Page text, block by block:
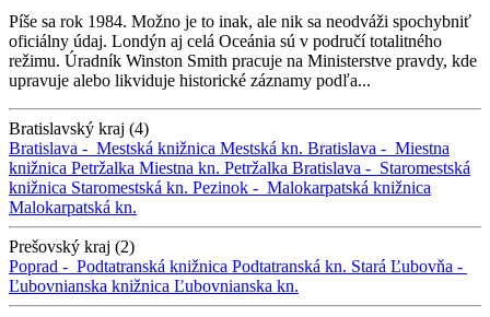
Píše sa rok 1984. Možno je to inak, ale nik sa neodváži spochybniť
oficiálny údaj. Londýn aj celá Oceánia sú v područí totalitného
režimu. Úradník Winston Smith pracuje na Ministerstve pravdy, kde
upravuje alebo likviduje historické záznamy podľa...
Bratislavský kraj (4)
Bratislava - Mestská knižnica Mestská kn. Bratislava - Miestna
knižnica Petržalka Miestna kn. Petržalka Bratislava - Staromestská
knižnica Staromestská kn. Pezinok - Malokarpatská knižnica
Malokarpatská kn.
Prešovský kraj (2)
Poprad - Podtatranská knižnica Podtatranská kn. Stará Ľubovňa -
Ľubovnianska knižnica Ľubovnianska kn.